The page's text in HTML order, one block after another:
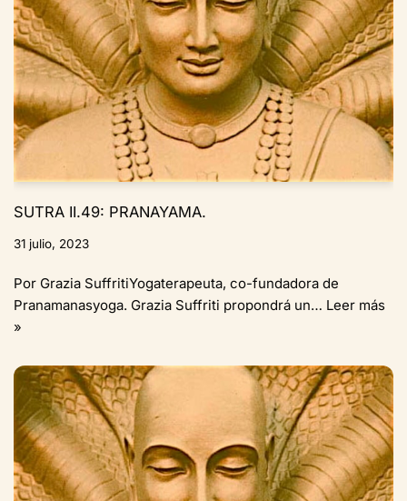
SUTRA II.49: PRANAYAMA.
31 julio, 2023
Por Grazia SuffritiYogaterapeuta, co-fundadora de
Pranamanasyoga. Grazia Suffriti propondrá un… Leer más
»